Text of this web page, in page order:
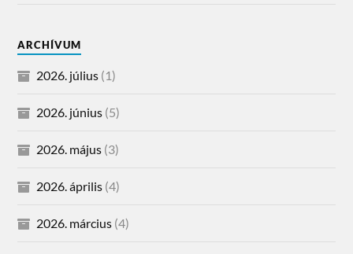
ARCHÍVUM
2026. július (1)
2026. június (5)
2026. május (3)
2026. április (4)
2026. március (4)